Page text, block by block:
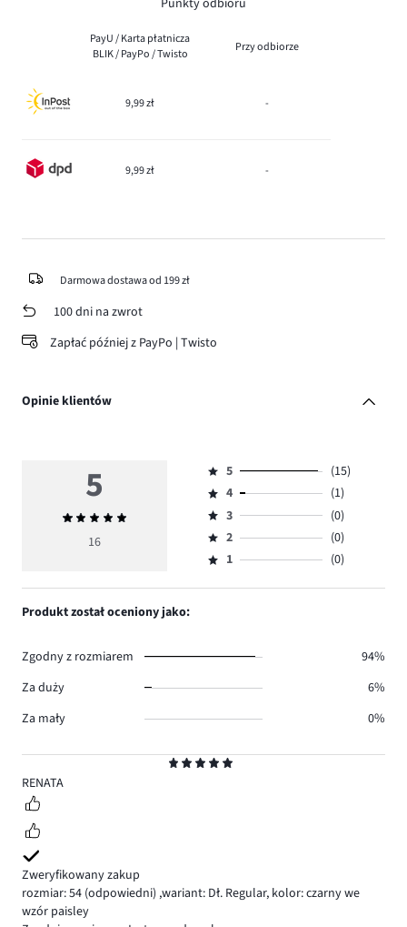
PayU / Karta płatnicza
BLIK / PayPo / Twisto
Przy odbiorze
9,99 zł -
9,99 zł -
Darmowa dostawa od 199 zł
100 dni na zwrot
Zapłać później z PayPo | Twisto
Opinie klientów
5
RENATA
Zweryfikowany zakup
rozmiar: 54 (odpowiedni) ,wariant: Dł. Regular, kolor: czarny we
wzór paisley
5
Średnia
ocena
16
Ocena
5,
ilość
głosów
15.
5
(15)
Ocena
4,
ilość
głosów
4
(1)
Ocena
3,
ilość
3
(0)
Ocena
2,
2
(0)
Ocena
1,
1 (0)
Produkt został oceniony jako:
Zgodny z rozmiarem
94%
Za duży
6%
Za mały
0%